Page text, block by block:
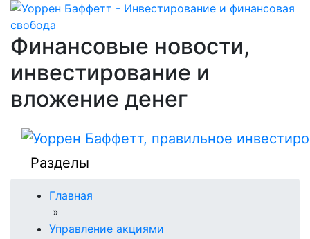
Финансовые новости,
инвестирование и
вложение денег
Разделы
Главная
»
Управление акциями